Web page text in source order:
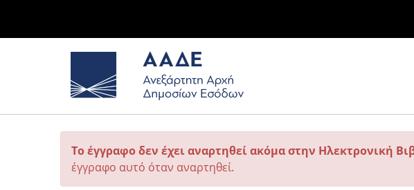
Το έγγραφο δεν έχει αναρτηθεί ακόμα στην Ηλεκτρονική
έγγραφο αυτό όταν αναρτηθεί.